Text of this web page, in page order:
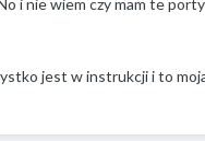
i nie wiem czy mam te
jest w instrukcji i to